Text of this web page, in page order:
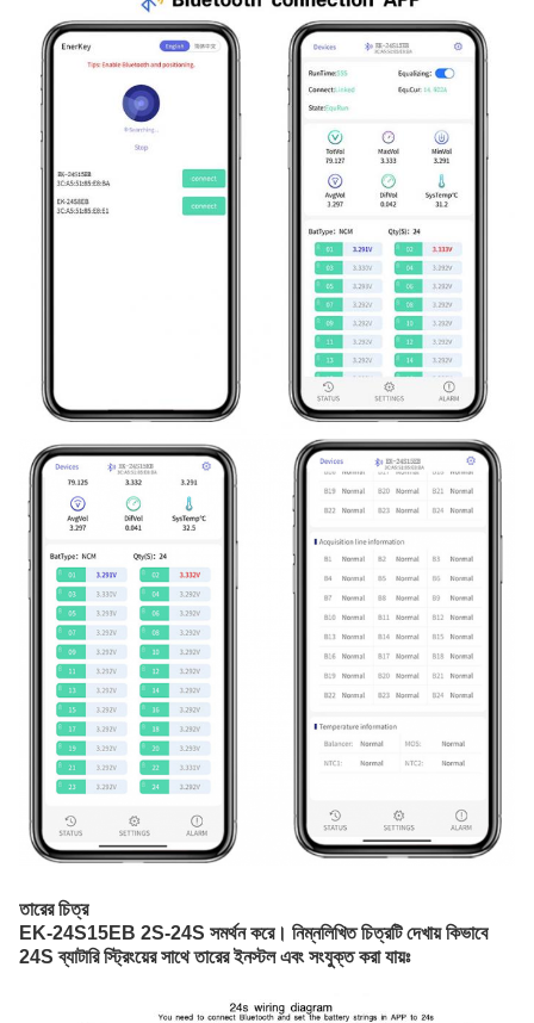
তারের চিত্র
EK-24S15EB 2S-24S সমর্থন করে। নিম্নলিখিত চিত্রটি দেখায় কিভাবে
24S ব্যাটারি স্ট্রিংয়ের সাথে তারের ইনস্টল এবং সংযুক্ত করা যায়ঃ